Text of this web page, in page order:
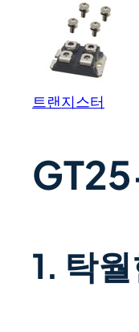
트랜지스터
1. 탁